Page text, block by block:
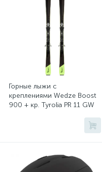
Горные лыжи с
креплениями Wedze Boost
900 + кр. Tyrolia PR 11 GW